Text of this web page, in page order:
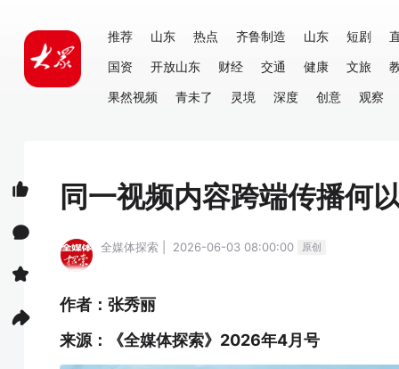
推荐 山东 热点 齐鲁制造 山东 短剧
国资
开放山东 财经 交通 健康 文旅
果然视频
青未了 灵境 深度 创意 观察
同一视频内容跨端传播何
全媒体探索 | 2026-06-03 08:00:00 原创
作者：张秀丽
来源：《全媒体探索》2026年4月号